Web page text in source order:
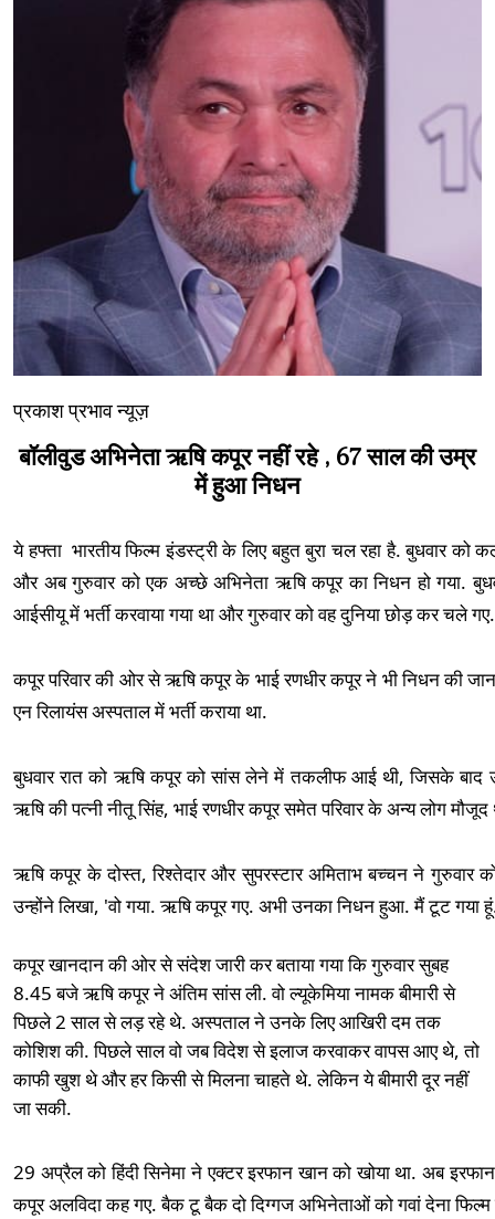
प्रकाश प्रभाव न्यूज़
बॉलीवुड अभिनेता ऋषि कपूर नहीं रहे , 67 साल की उम्र
में हुआ निधन
ये हफ्ता भारतीय फिल्म इंडस्ट्री के लिए बहुत बुरा चल रहा है. बुधवार को
और अब गुरुवार को एक अच्छे अभिनेता ऋषि कपूर का निधन हो गया.
आईसीयू में भर्ती करवाया गया था और गुरुवार को वह दुनिया छोड़ कर
कपूर परिवार की ओर से ऋषि कपूर के भाई रणधीर कपूर ने भी निधन की
एन रिलायंस अस्पताल में भर्ती कराया था.
बुधवार रात को ऋषि कपूर को सांस लेने में तकलीफ आई थी, जिसके बाद
ऋषि की पत्नी नीतू सिंह, भाई रणधीर कपूर समेत परिवार के अन्य लोग
ऋषि कपूर के दोस्त, रिश्तेदार और सुपरस्टार अमिताभ बच्चन ने गुरुवार
उन्होंने लिखा, 'वो गया. ऋषि कपूर गए. अभी उनका निधन हुआ. मैं टूट गया
कपूर खानदान की ओर से संदेश जारी कर बताया गया कि गुरुवार सुबह
8.45 बजे ऋषि कपूर ने अंतिम सांस ली. वो ल्यूकेमिया नामक बीमारी से
पिछले 2 साल से लड़ रहे थे. अस्पताल ने उनके लिए आखिरी दम तक
कोशिश की. पिछले साल वो जब विदेश से इलाज करवाकर वापस आए थे, तो
काफी खुश थे और हर किसी से मिलना चाहते थे. लेकिन ये बीमारी दूर नहीं
जा सकी.
29 अप्रैल को हिंदी सिनेमा ने एक्टर इरफान खान को खोया था. अब
कपूर अलविदा कह गए. बैक टू बैक दो दिग्गज अभिनेताओं को गवां देना